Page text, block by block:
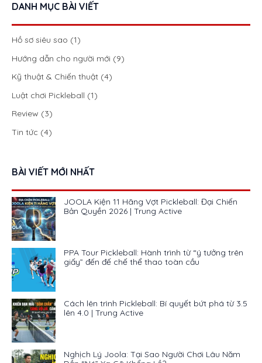
DANH MỤC BÀI VIẾT
Hồ sơ siêu sao (1)
Hướng dẫn cho người mới (9)
Kỹ thuật & Chiến thuật (4)
Luật chơi Pickleball (1)
Review (3)
Tin tức (4)
BÀI VIẾT MỚI NHẤT
JOOLA Kiện 11 Hãng Vợt Pickleball: Đại Chiến
Bản Quyền 2026 | Trung Active
PPA Tour Pickleball: Hành trình từ “ý tưởng trên
giấy” đến đế chế thể thao toàn cầu
Cách lên trình Pickleball: Bí quyết bứt phá từ 3.5
lên 4.0 | Trung Active
Nghịch Lý Joola: Tại Sao Người Chơi Lâu Năm